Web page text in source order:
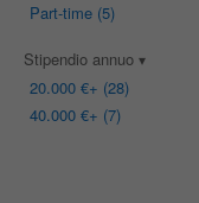
Part-time(5)
Stipendio annuo
20.000 €+ (28)
40.000 €+ (7)